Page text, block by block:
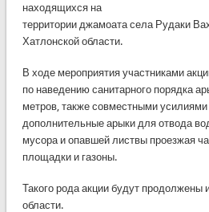
находящихся на
территории джамоата села Рудаки
Хатлонской области.
В ходе мероприятия участниками
по наведению санитарного порядка
метров, также совместными
дополнительные арыки для отвода
мусора и опавшей листвы проезжая
площадки и газоны.
Такого рода акции будут продолжены
области.